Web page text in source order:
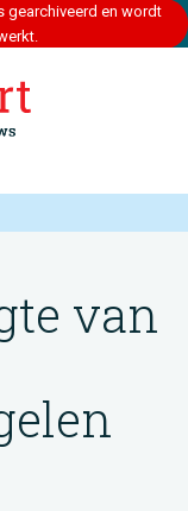
gearchiveerd en wordt
van